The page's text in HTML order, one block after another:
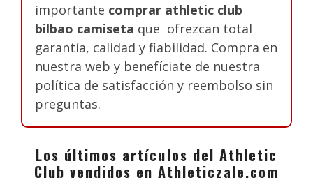
importante comprar athletic club
bilbao camiseta que ofrezcan total
garantía, calidad y fiabilidad. Compra en
nuestra web y benefíciate de nuestra
política de satisfacción y reembolso sin
preguntas.
Los últimos artículos del Athletic
Club vendidos en Athleticzale.com